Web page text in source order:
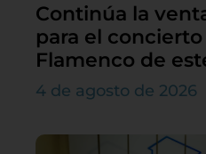
Continúa la
para el
Flamenco de
4 de agosto de 2026